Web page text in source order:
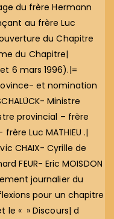
du frère Hermann
au frère Luc
du Chapitre
du Chapitre|
6 mars 1996).|=
et nomination
Ministre
provincial – frère
Luc MATHIEU .|
CHAIX- Cyrille de
FEUR- Eric MOISDON
journalier du
pour un chapitre
le « » Discours| d